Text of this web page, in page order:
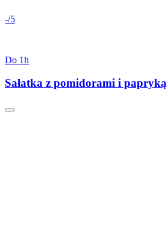
-/5
Do 1h
Sałatka z pomidorami i papryką